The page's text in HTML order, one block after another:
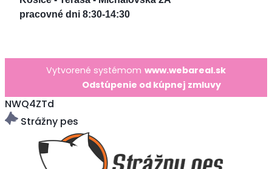
pracovné dni 8:30-14:30
Vytvorené systémom www.webareal.sk
Odstúpenie od kúpnej zmluvy
NWQ4ZTd
Strážny pes